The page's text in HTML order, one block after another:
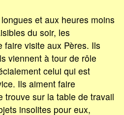
et aux heures moins
du soir, les
faire visite aux Pères. Ils
viennent à tour de rôle
celui qui est
Ils aiment faire
trouve sur la table de travail
insolites pour eux,